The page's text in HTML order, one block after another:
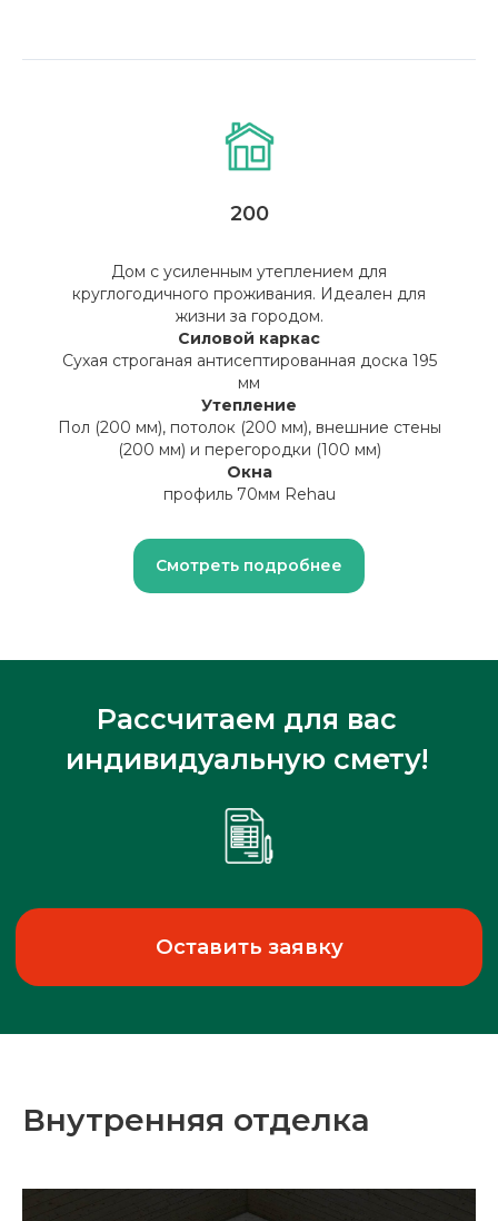
200
Дом с усиленным утеплением для
круглогодичного проживания. Идеален для
жизни за городом.
Силовой каркас
Сухая строганая антисептированная доска 195
мм
Утепление
Пол (200 мм), потолок (200 мм), внешние стены
(200 мм) и перегородки (100 мм)
Окна
профиль 70мм Rehau
Смотреть подробнее
Внутренняя отделка